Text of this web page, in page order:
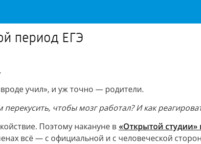
период ЕГЭ
учил», и уж точно — родители.
чтобы мозг работал? И как
Поэтому накануне в «Открытой студии»
всё — с официальной и с человеческой